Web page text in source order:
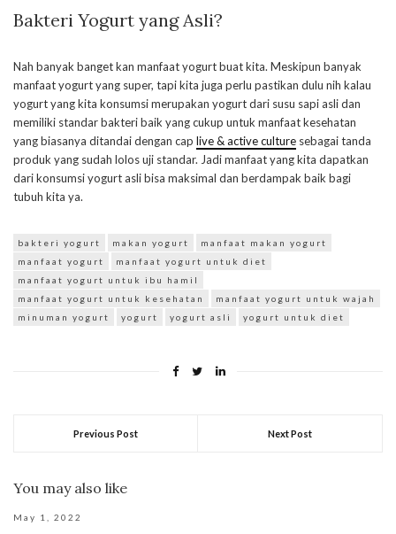
Bakteri Yogurt yang Asli?
Nah banyak banget kan manfaat yogurt buat kita. Meskipun banyak
manfaat yogurt yang super, tapi kita juga perlu pastikan dulu nih kalau
yogurt yang kita konsumsi merupakan yogurt dari susu sapi asli dan
memiliki standar bakteri baik yang cukup untuk manfaat kesehatan
yang biasanya ditandai dengan cap live & active culture sebagai tanda
produk yang sudah lolos uji standar. Jadi manfaat yang kita dapatkan
dari konsumsi yogurt asli bisa maksimal dan berdampak baik bagi
tubuh kita ya.
bakteri yogurt makan yogurt
manfaat makan yogurt
manfaat yogurt
manfaat yogurt untuk diet
manfaat yogurt untuk ibu hamil
manfaat yogurt untuk kesehatan
manfaat yogurt untuk wajah
minuman yogurt
yogurt yogurt asli yogurt untuk diet
Previous Post Next Post
You may also like
May 1, 2022